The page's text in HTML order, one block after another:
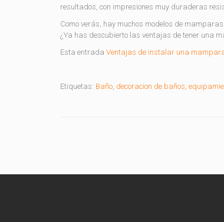
resultados, con impresiones muy duraderas
Como verás, hay muchos modelos de
¿Ya has descubierto las ventajas de tener una
Esta entrada Ventajas de instalar una
Etiquetas: Baño, decoracion de baños,